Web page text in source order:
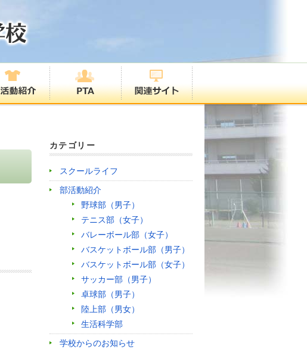
カテゴリー
スクールライフ
部活動紹介
野球部（男子）
テニス部（女子）
バレーボール部（女子）
バスケットボール部（男子）
バスケットボール部（女子）
サッカー部（男子）
卓球部（男子）
陸上部（男女）
生活科学部
学校からのお知らせ